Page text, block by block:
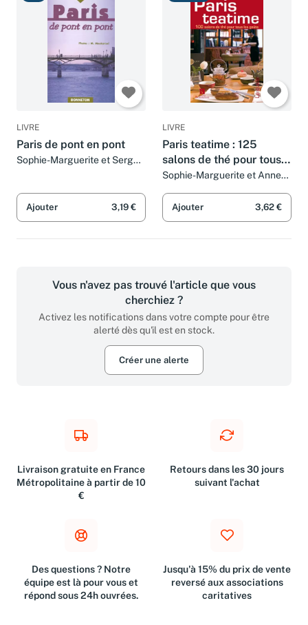
LIVRE
Paris de pont en pont
Sophie-Marguerite et Serge
Ajouter 3,19 €
LIVRE
Paris teatime : 125
salons de thé pour tous
les goûts
Sophie-Marguerite et Anne-
Ajouter 3,62 €
Vous n'avez pas trouvé l'article que vous
cherchiez ?
Activez les notifications dans votre compte pour être
alerté dès qu'il est en stock.
Créer une alerte
Livraison gratuite en France
Métropolitaine à partir de 10
€
Retours dans les 30 jours
suivant l'achat
Des questions ? Notre
équipe est là pour vous et
répond sous 24h ouvrées.
Jusqu'à 15% du prix de vente
reversé aux associations
caritatives